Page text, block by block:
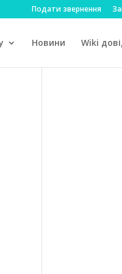
Подати звернення
Новини Wiki